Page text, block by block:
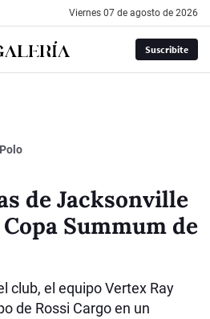
viernes 07 de agosto de 2026
Suscribite
Polo
de Jacksonville
Summum de
club, el equipo Vertex Ray
de Rossi Cargo en un